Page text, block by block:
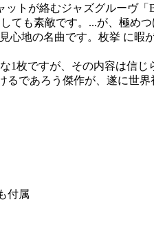
トが絡むジャズグルーヴ
も素敵です。...が、極め
地の名曲です。枚挙 に
枚ですが、その内容は信
であろう傑作が、遂に世界
付属